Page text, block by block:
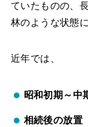
ていたものの、
林のような状態
近年では、
昭和初期～中
相続後の放置